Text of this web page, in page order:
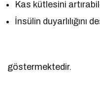
Kas kütlesini
İnsülin duyarlılığını
göstermektedir.